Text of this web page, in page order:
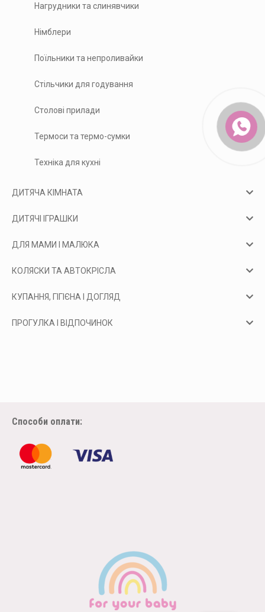
Нагрудники та слинявчики
Німблери
Поїльники та непроливайки
Стільчики для годування
Столові прилади
Термоси та термо-сумки
Техніка для кухні
ДИТЯЧА КІМНАТА
ДИТЯЧІ ІГРАШКИ
ДЛЯ МАМИ І МАЛЮКА
КОЛЯСКИ ТА АВТОКРІСЛА
КУПАННЯ, ГІГІЄНА І ДОГЛЯД
ПРОГУЛКА І ВІДПОЧИНОК
Способи оплати: